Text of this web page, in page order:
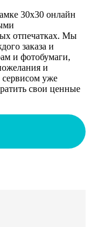
30х30 онлайн
отпечатках. Мы
заказа и
и фотобумаги,
и
сервисом уже
свои ценные